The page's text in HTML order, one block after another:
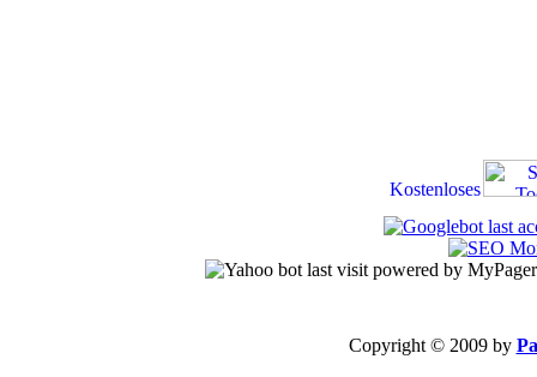
Copyright © 2009 by